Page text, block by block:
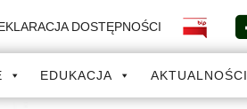
DOSTĘPNOŚCI
AKTUALNOŚCI
EDUKACJA